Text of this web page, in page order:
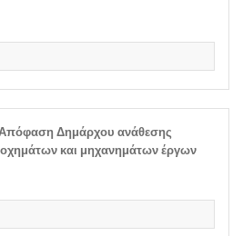
Δημάρχου ανάθεσης
οχημάτων και μηχανημάτων έργων